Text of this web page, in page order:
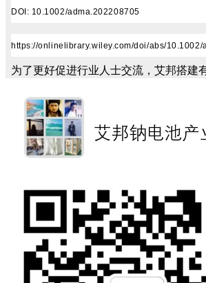
DOI: 10.1002/adma.202208705
https://onlinelibrary.wiley.com/doi/abs/10.1002/
为了更好促进行业人士交流，艾邦搭建